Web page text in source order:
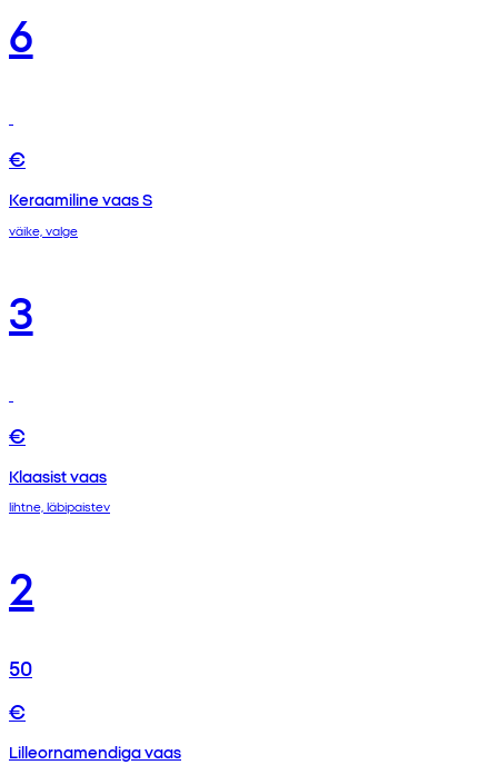
6
€
Keraamiline vaas S
väike, valge
3
€
Klaasist vaas
lihtne, läbipaistev
2
50
€
Lilleornamendiga vaas